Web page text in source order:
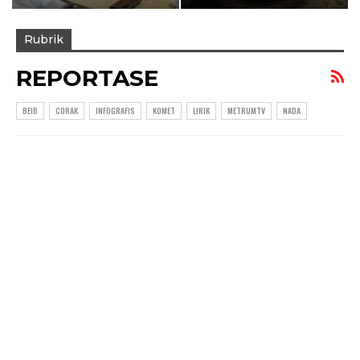
Rubrik
REPORTASE
BEIB CORAK INFOGRAFIS KOMET LIRIK METRUMTV NADA